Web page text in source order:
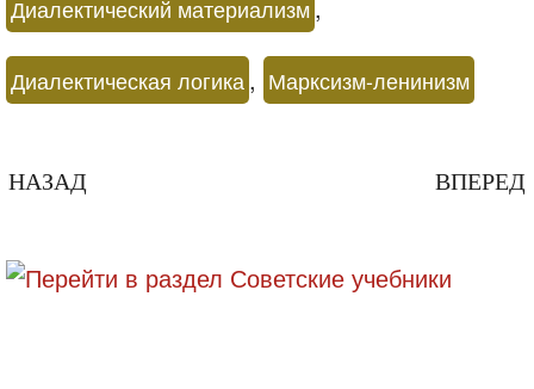
Диалектический материализм,
Диалектическая логика, Марксизм-ленинизм
НАЗАД ВПЕРЕД